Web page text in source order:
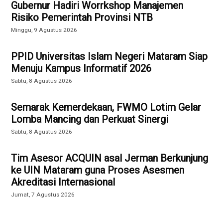
Gubernur Hadiri Worrkshop Manajemen
Risiko Pemerintah Provinsi NTB
Minggu, 9 Agustus 2026
PPID Universitas Islam Negeri Mataram Siap
Menuju Kampus Informatif 2026
Sabtu, 8 Agustus 2026
Semarak Kemerdekaan, FWMO Lotim Gelar
Lomba Mancing dan Perkuat Sinergi
Sabtu, 8 Agustus 2026
Tim Asesor ACQUIN asal Jerman Berkunjung
ke UIN Mataram guna Proses Asesmen
Akreditasi Internasional
Jumat, 7 Agustus 2026